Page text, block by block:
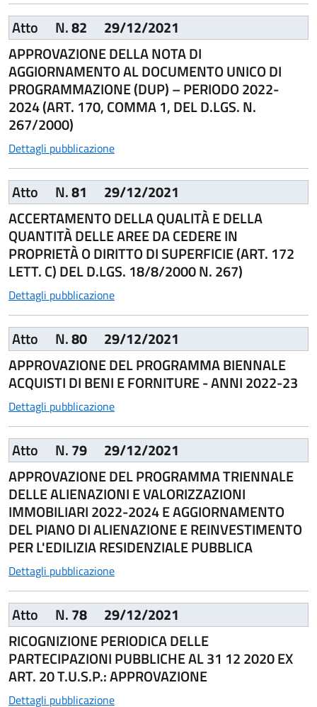
Atto N.82
29/12/2021
APPROVAZIONE DELLA NOTA DI
AGGIORNAMENTO AL DOCUMENTO UNICO DI
PROGRAMMAZIONE (DUP) – PERIODO 2022-
2024 (ART. 170, COMMA 1, DEL D.LGS. N.
267/2000)
Dettagli pubblicazione
Atto N.81
29/12/2021
ACCERTAMENTO DELLA QUALITÀ E DELLA
QUANTITÀ DELLE AREE DA CEDERE IN
PROPRIETÀ O DIRITTO DI SUPERFICIE (ART. 172
LETT. C) DEL D.LGS. 18/8/2000 N. 267)
Dettagli pubblicazione
Atto N.80
29/12/2021
APPROVAZIONE DEL PROGRAMMA BIENNALE
ACQUISTI DI BENI E FORNITURE - ANNI 2022-23
Dettagli pubblicazione
Atto N.79
29/12/2021
APPROVAZIONE DEL PROGRAMMA TRIENNALE
DELLE ALIENAZIONI E VALORIZZAZIONI
IMMOBILIARI 2022-2024 E AGGIORNAMENTO
DEL PIANO DI ALIENAZIONE E REINVESTIMENTO
PER L'EDILIZIA RESIDENZIALE PUBBLICA
Dettagli pubblicazione
Atto N.78
29/12/2021
RICOGNIZIONE PERIODICA DELLE
PARTECIPAZIONI PUBBLICHE AL 31 12 2020 EX
ART. 20 T.U.S.P.: APPROVAZIONE
Dettagli pubblicazione